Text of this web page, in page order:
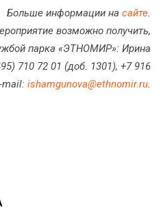
Больше информации на сайте.
возможно получить,
парка «ЭТНОМИР»: Ирина
710 72 01 (доб. 1301), +7 916
mail: ishamgunova@ethnomir.ru.